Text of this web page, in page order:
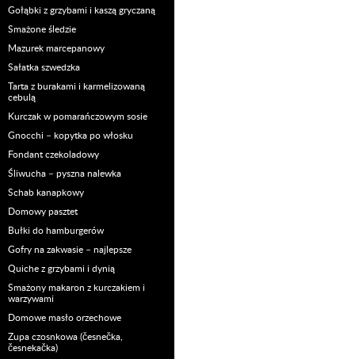
Gołąbki z grzybami i kaszą gryczaną
Smażone śledzie
Mazurek marcepanowy
Sałatka szwedzka
Tarta z burakami i karmelizowaną
cebulą
Kurczak w pomarańczowym sosie
Gnocchi – kopytka po włosku
Fondant czekoladowy
Śliwucha – pyszna nalewka
Schab kanapkowy
Domowy pasztet
Bułki do hamburgerów
Gofry na zakwasie – najlepsze
Quiche z grzybami i dynią
Smażony makaron z kurczakiem i
warzywami
Domowe masło orzechowe
Zupa czosnkowa (česnečka,
česnekačka)